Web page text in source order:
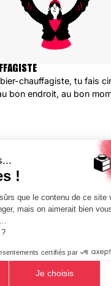
!
que le contenu de ce site
mais on aimerait bien
certifiés par
Je choisis
chauffagiste, tu fais
bon endroit, au bon
humain et
aussi cool que si